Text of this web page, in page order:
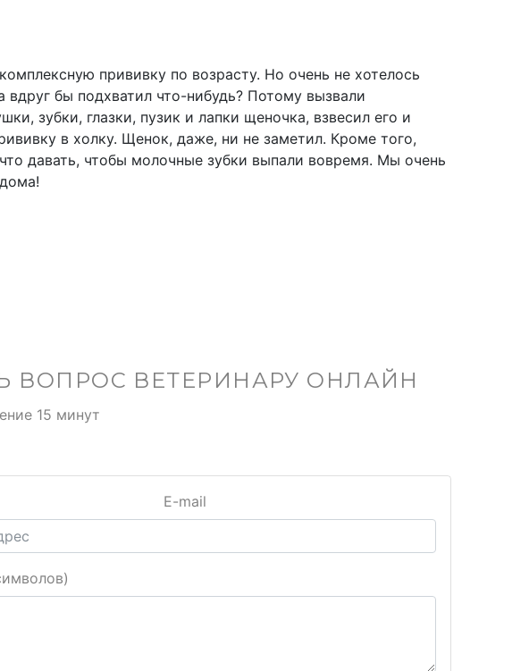
прививку по возрасту. Но очень не хотелось
бы подхватил что-нибудь? Потому вызвали
зубки, глазки, пузик и лапки щеночка, взвесил его и
в холку. Щенок, даже, ни не заметил. Кроме того,
давать, чтобы молочные зубки выпали вовремя. Мы очень
ВОПРОС ВЕТЕРИНАРУ ОНЛАЙН
15 минут
E-mail